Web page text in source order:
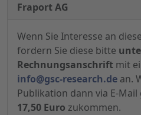
Fraport AG
Wenn Sie Interesse an
fordern Sie diese bitte
Rechnungsanschrift mit
info@gsc-research.de an.
Publikation dann via E-
17,50 Euro zukommen.